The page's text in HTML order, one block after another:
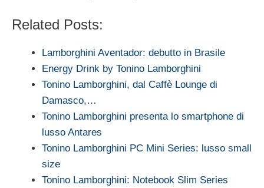
Related Posts:
Lamborghini Aventador: debutto in Brasile
Energy Drink by Tonino Lamborghini
Tonino Lamborghini, dal Caffè Lounge di
Damasco,…
Tonino Lamborghini presenta lo smartphone di
lusso Antares
Tonino Lamborghini PC Mini Series: lusso small
size
Tonino Lamborghini: Notebook Slim Series